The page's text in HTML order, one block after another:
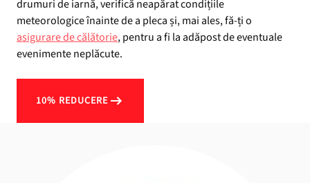
drumuri de iarnă, verifică neapărat condițiile
meteorologice înainte de a pleca și, mai ales, fă-ți o
asigurare de călătorie, pentru a fi la adăpost de eventuale
evenimente neplăcute.
10% REDUCERE